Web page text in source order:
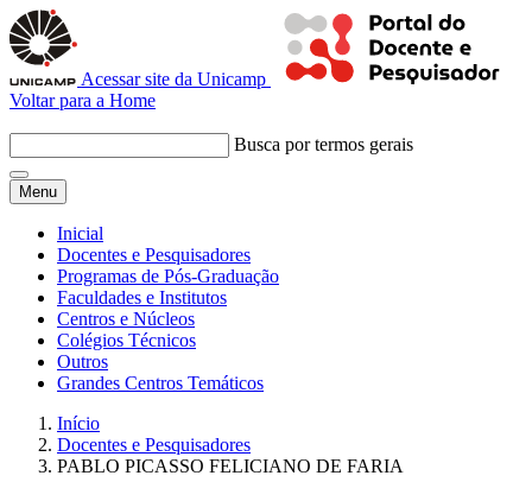
Acessar site da Unicamp
Voltar para a Home
Busca por termos gerais
Menu
Inicial
Docentes e Pesquisadores
Programas de Pós-Graduação
Faculdades e Institutos
Centros e Núcleos
Colégios Técnicos
Outros
Grandes Centros Temáticos
Início
Docentes e Pesquisadores
PABLO PICASSO FELICIANO DE FARIA